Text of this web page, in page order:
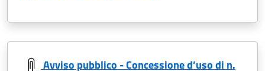
Avviso pubblico - Concessione d’uso di n.